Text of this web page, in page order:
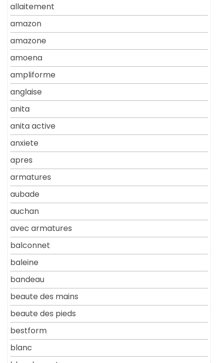
allaitement
amazon
amazone
amoena
ampliforme
anglaise
anita
anita active
anxiete
apres
armatures
aubade
auchan
avec armatures
balconnet
baleine
bandeau
beaute des mains
beaute des pieds
bestform
blanc